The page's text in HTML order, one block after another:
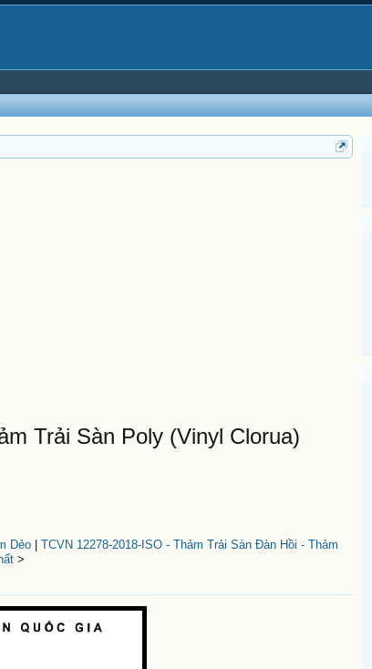
Trải Sàn Poly (Vinyl Clorua)
Dẻo| TCVN 12278-2018-ISO - Thảm Trải Sàn Đàn Hồi - Thảm
>